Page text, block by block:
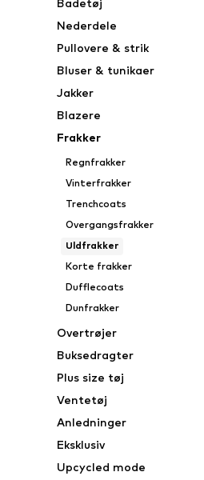
Badetøj
Nederdele
Pullovere & strik
Bluser & tunikaer
Jakker
Blazere
Frakker
Regnfrakker
Vinterfrakker
Trenchcoats
Overgangsfrakker
Uldfrakker
Korte frakker
Dufflecoats
Dunfrakker
Overtrøjer
Buksedragter
Plus size tøj
Ventetøj
Anledninger
Eksklusiv
Upcycled mode